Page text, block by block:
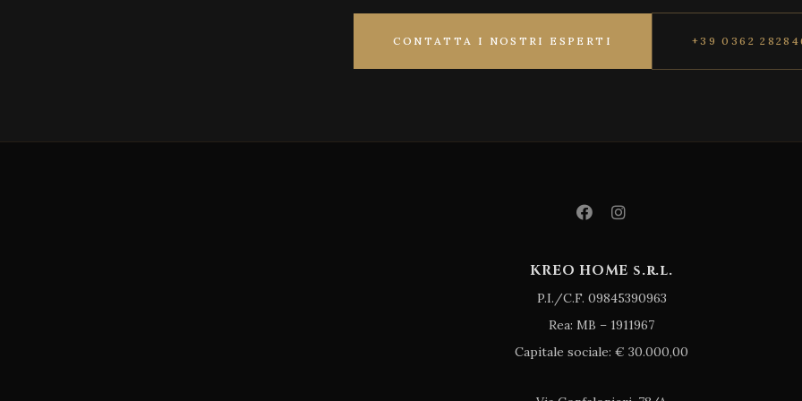
CONTATTA I NOSTRI ESPERTI +39 0362
KREO HOME s.r.l.
P.I./C.F. 09845390963
Rea: MB – 1911967
Capitale sociale: € 30.000,00